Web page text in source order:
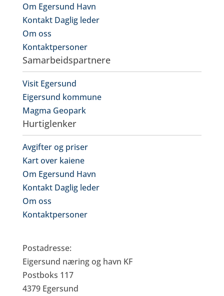
Om Egersund Havn
Kontakt Daglig leder
Om oss
Kontaktpersoner
Samarbeidspartnere
Visit Egersund
Eigersund kommune
Magma Geopark
Hurtiglenker
Avgifter og priser
Kart over kaiene
Om Egersund Havn
Kontakt Daglig leder
Om oss
Kontaktpersoner
Postadresse:
Eigersund næring og havn KF
Postboks 117
4379 Egersund